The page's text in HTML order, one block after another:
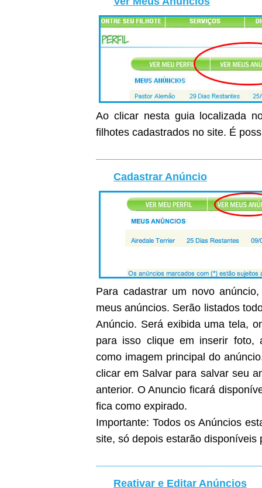
Ao clicar nesta guia localizada
filhotes cadastrados no site. É
Cadastrar Anúncio
Para cadastrar um novo anúncio,
meus anúncios. Serão listados
Anúncio. Será exibida uma tela,
para isso clique em inserir
como imagem principal do
clicar em Salvar para salvar seu
anterior. O Anuncio ficará
fica como expirado.
Importante: Todos os Anúncios
site, só depois estarão disponíveis
Reativar e Editar Anúncios